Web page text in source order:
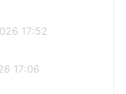
17:52
17:06